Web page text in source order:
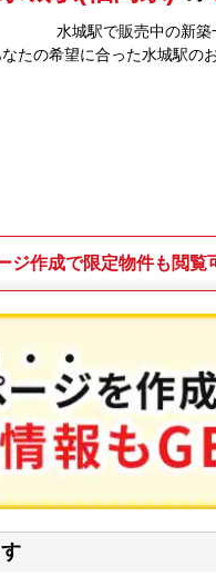
水城駅で販売中の新築
たの希望に合った水城駅の
ジ作成で限定物件も閲覧